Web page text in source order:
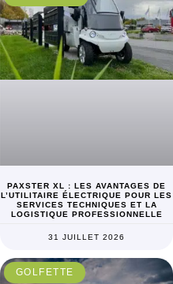
PAXSTER XL : LES AVANTAGES DE
L’UTILITAIRE ÉLECTRIQUE POUR LES
SERVICES TECHNIQUES ET LA
LOGISTIQUE PROFESSIONNELLE
31 JUILLET 2026
GOLFETTE